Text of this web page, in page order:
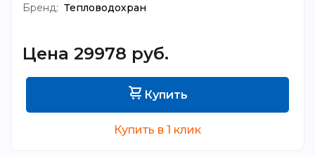
Бренд: Тепловодохран
Цена 29978 руб.
Купить
Купить в 1 клик